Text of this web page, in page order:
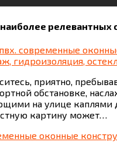
релевантных
современные
гидроизоляция,
приятно,
обстановке,
на улице каплями
картину может…
оконные